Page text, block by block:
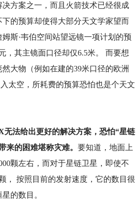
方案之一，而且火箭技术已经很成
的预算却使得大部分天文学家望而
斯·韦伯空间站望远镜一项计划的预
，其主镜面口径却仅6.5米。 而要想
大物（例如在建的39米口径的欧洲
太空，所耗费的预算恐怕也是个天文
无法给出更好的解决方案，恐怕“星链
来的困难堪称灾难。 要知道，地面上
颗左右，而对于星链卫星，即使不
， 按照目前的发射速度，它的数目很
的数目。